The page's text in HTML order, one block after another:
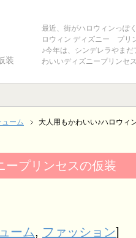
装
最近、街がハロウィンっぽ
ロウィン ディズニー プリ
♪今年は、シンデレラやま
わいいディズニープリンセ
ーム
大人用もかわいい♪ハロウィ
ープリンセスの仮装
ーム, ファッション]